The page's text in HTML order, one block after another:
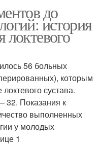
до
история
локтевого
56 больных
которым
сустава.
32. Показания к
выполненных
у молодых
1